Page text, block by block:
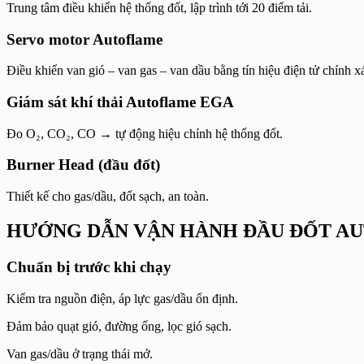
Trung tâm điều khiển hệ thống đốt, lập trình tới 20 điểm tải.
Servo motor Autoflame
Điều khiển van gió – van gas – van dầu bằng tín hiệu điện tử chính
Giám sát khí thải Autoflame EGA
Đo O₂, CO₂, CO → tự động hiệu chỉnh hệ thống đốt.
Burner Head (đầu đốt)
Thiết kế cho gas/dầu, đốt sạch, an toàn.
HƯỚNG DẪN VẬN HÀNH ĐẦU ĐỐT
Chuẩn bị trước khi chạy
Kiểm tra nguồn điện, áp lực gas/dầu ổn định.
Đảm bảo quạt gió, đường ống, lọc gió sạch.
Van gas/dầu ở trạng thái mở.